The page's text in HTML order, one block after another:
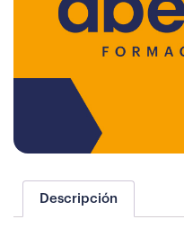
Descripción